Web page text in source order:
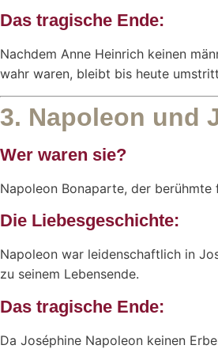
Das tragische Ende:
Nachdem Anne Heinrich keinen
wahr waren, bleibt bis heute
3. Napoleon und
Wer waren sie?
Napoleon Bonaparte, der berühmte
Die Liebesgeschichte:
Napoleon war leidenschaftlich in
zu seinem Lebensende.
Das tragische Ende:
Da Joséphine Napoleon keinen